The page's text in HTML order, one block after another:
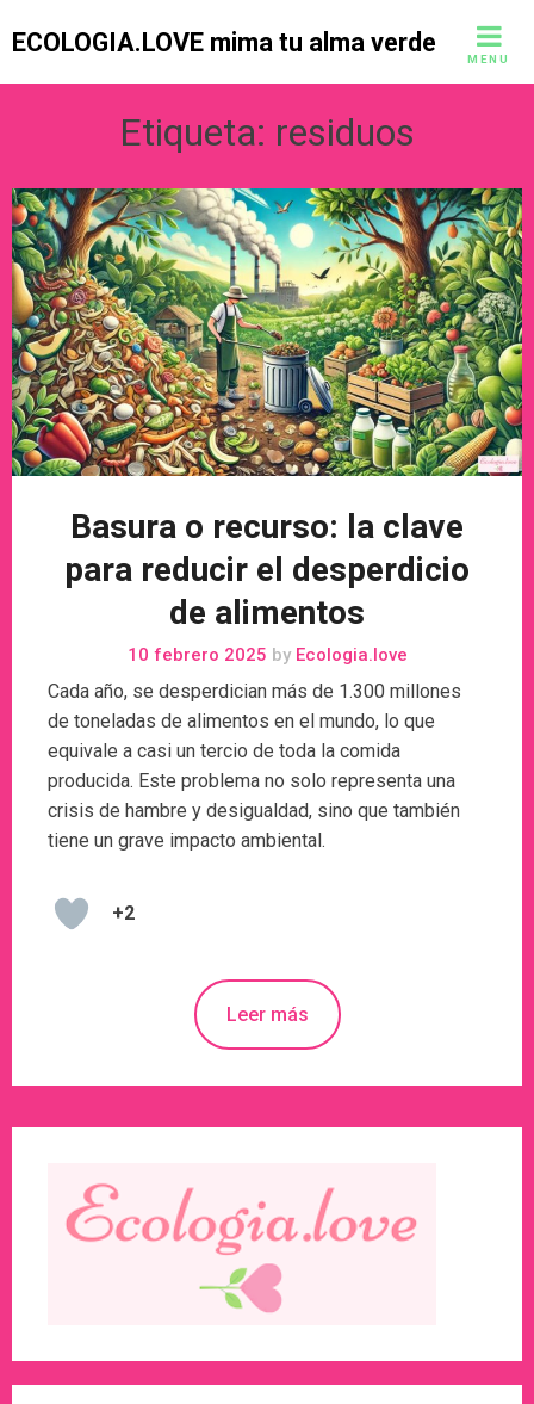
ECOLOGIA.LOVE mima tu alma verde
MENU
Etiqueta: residuos
Basura o recurso: la clave
para reducir el desperdicio
de alimentos
10 febrero 2025 byEcologia.love
Cada año, se desperdician más de 1.300 millones
de toneladas de alimentos en el mundo, lo que
equivale a casi un tercio de toda la comida
producida. Este problema no solo representa una
crisis de hambre y desigualdad, sino que también
tiene un grave impacto ambiental.
+2
Leer más